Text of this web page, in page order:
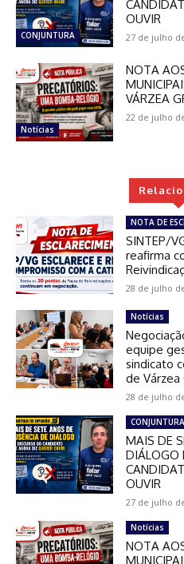
CONJUNTURA
OUVIR
27 de julho
Notícias
NOTA
VÁRZEA
22 de julho
NOTA DE
SINTEP/
reafirma
28 de julho
Notícias
equipe
sindicato
de Várzea
28 de julho
CONJUNTURA
MAIS DE
DIÁLOGO
OUVIR
27 de julho
Notícias
NOTA